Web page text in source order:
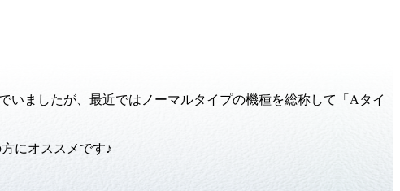
いましたが、最近ではノーマルタイプの機種を総称して「Aタイ
にオススメです♪